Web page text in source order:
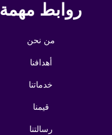
روابط مهمة
من نحن
أهدافنا
خدماتنا
قيمنا
رسالتنا